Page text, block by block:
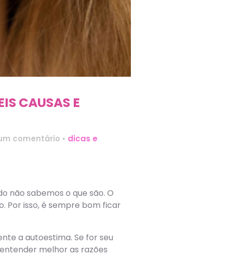
CAUSAS E
comentário • dicas e
não sabemos o que são. O
Por isso, é sempre bom ficar
a autoestima. Se for seu
melhor as razões